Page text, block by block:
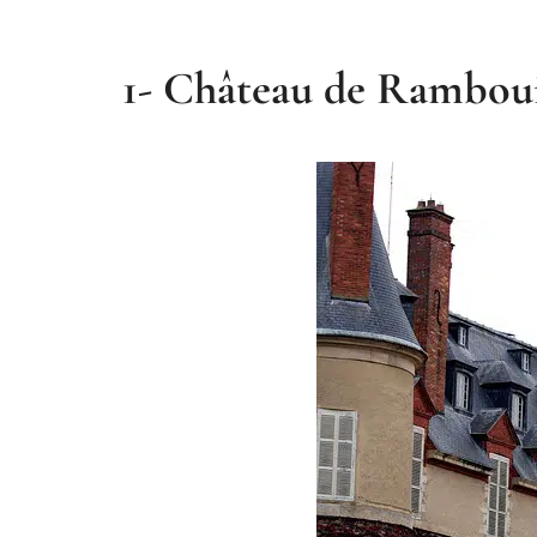
1- Château de